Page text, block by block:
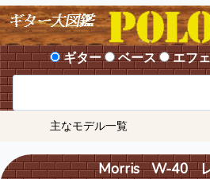
ギター ベース エフ
主なモデル一覧
Morris W-40